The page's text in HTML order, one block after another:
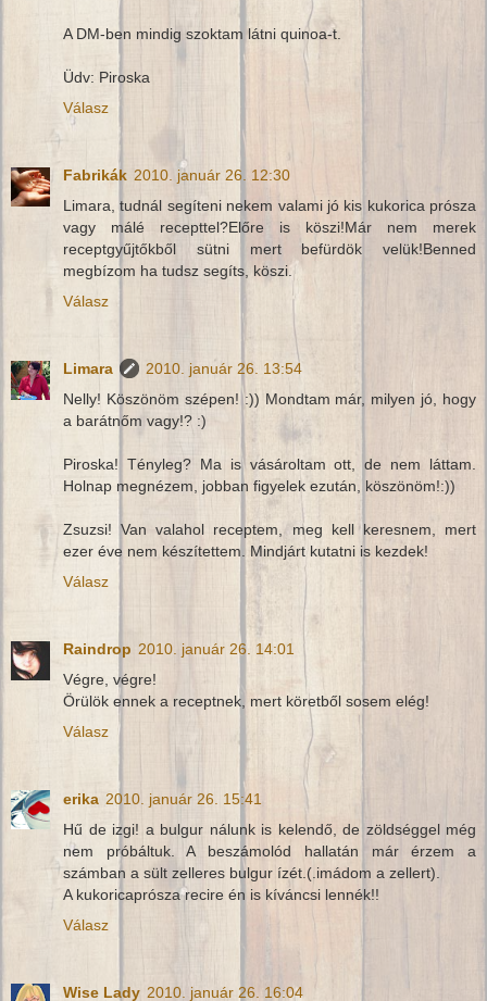
A DM-ben mindig szoktam látni quinoa-t.
Üdv: Piroska
Válasz
Fabrikák 2010. január 26. 12:30
Limara, tudnál segíteni nekem valami jó kis kukorica prósza
vagy málé recepttel?Előre is köszi!Már nem merek
receptgyűjtőkből sütni mert befürdök velük!Benned
megbízom ha tudsz segíts, köszi.
Válasz
Limara
2010. január 26. 13:54
Nelly! Köszönöm szépen! :)) Mondtam már, milyen jó, hogy
a barátnőm vagy!? :)
Piroska! Tényleg? Ma is vásároltam ott, de nem láttam.
Holnap megnézem, jobban figyelek ezután, köszönöm!:))
Zsuzsi! Van valahol receptem, meg kell keresnem, mert
ezer éve nem készítettem. Mindjárt kutatni is kezdek!
Válasz
Raindrop 2010. január 26. 14:01
Végre, végre!
Örülök ennek a receptnek, mert köretből sosem elég!
Válasz
erika 2010. január 26. 15:41
Hű de izgi! a bulgur nálunk is kelendő, de zöldséggel még
nem próbáltuk. A beszámolód hallatán már érzem a
számban a sült zelleres bulgur ízét.(.imádom a zellert).
A kukoricaprósza recire én is kíváncsi lennék!!
Válasz
Wise Lady 2010. január 26. 16:04